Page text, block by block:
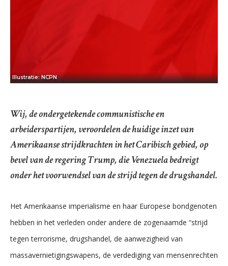
Illustratie: NCPN
Wij, de ondergetekende communistische en
arbeiderspartijen, veroordelen de huidige inzet van
Amerikaanse strijdkrachten in het Caribisch gebied, op
bevel van de regering Trump, die Venezuela bedreigt
onder het voorwendsel van de strijd tegen de drugshandel.
Het Amerikaanse imperialisme en haar Europese bondgenoten
hebben in het verleden onder andere de zogenaamde “strijd
tegen terrorisme, drugshandel, de aanwezigheid van
massavernietigingswapens, de verdediging van mensenrechten